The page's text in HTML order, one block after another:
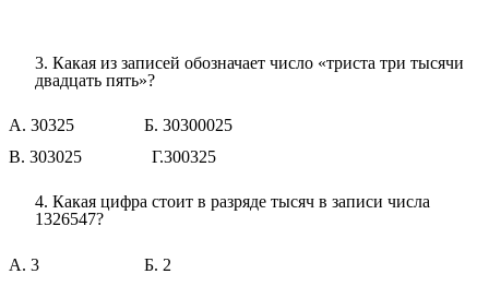
3. Какая из записей обозначает число «триста три тысячи
двадцать пять»?
А. 30325 Б. 30300025
В. 303025 Г.300325
4. Какая цифра стоит в разряде тысяч в записи числа
1326547?
А. 3 Б. 2